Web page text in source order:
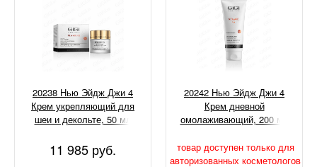
20238 Нью Эйдж Джи 4
Крем укрепляющий для
шеи и декольте, 50 мл
11 985 руб.
20242 Нью Эйдж Джи 4
Крем дневной
омолаживающий, 200 мл
товар доступен только для
авторизованных косметологов